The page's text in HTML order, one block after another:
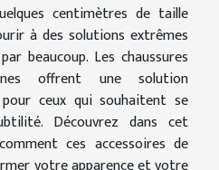
centimètres de taille
à des solutions extrêmes
beaucoup. Les chaussures
offrent une solution
ceux qui souhaitent se
Découvrez dans cet
ces accessoires de